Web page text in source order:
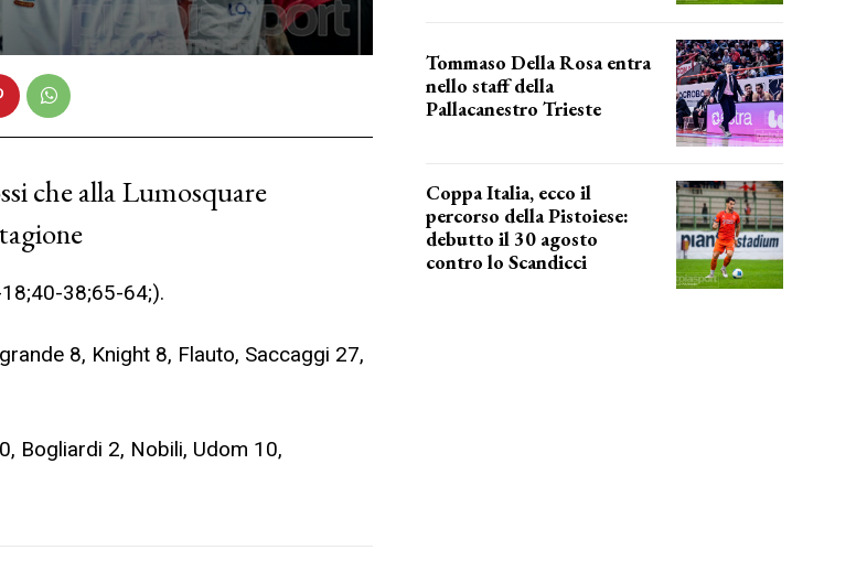
che alla Lumosquare
38;65-64;).
8, Knight 8, Flauto, Saccaggi 27,
Bogliardi 2, Nobili, Udom 10,
Tommaso Della Rosa entra
nello staff della
Pallacanestro Trieste
Coppa Italia, ecco il
percorso della Pistoiese:
debutto il 30 agosto
contro lo Scandicci